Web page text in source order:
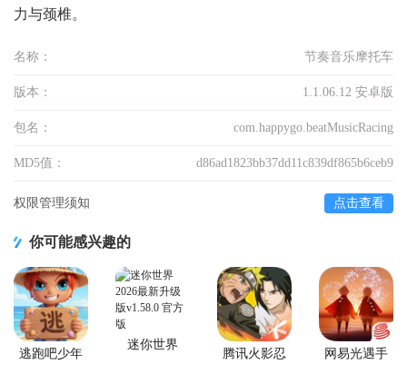
力与颈椎。
名称： 节奏音乐摩托车
版本： 1.1.06.12 安卓版
包名： com.happygo.beatMusicRacing
MD5值： d86ad1823bb37dd11c839df865b6ceb9
权限管理须知 点击查看
你可能感兴趣的
逃跑吧少年
迷你世界
腾讯火影忍
网易光遇手